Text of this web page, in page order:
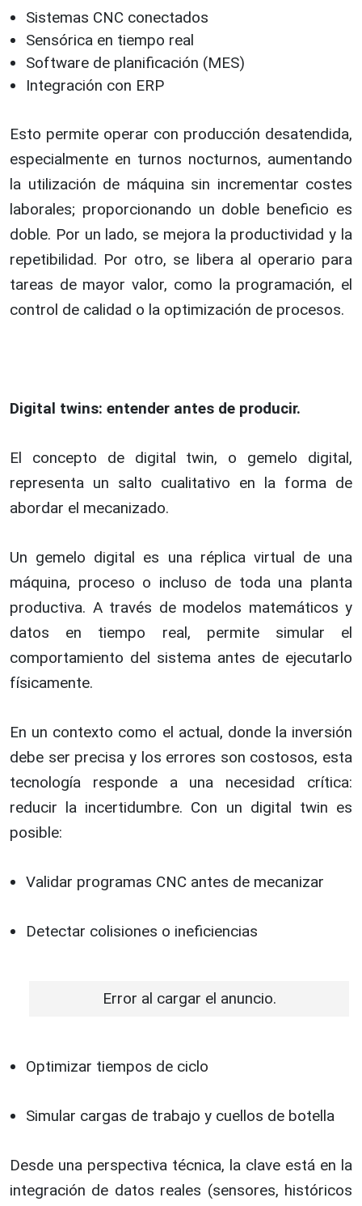
Sistemas CNC conectados
Sensórica en tiempo real
Software de planificación (MES)
Integración con ERP
Esto permite operar con producción desatendida,
especialmente en turnos nocturnos, aumentando
la utilización de máquina sin incrementar costes
laborales; proporcionando un doble beneficio es
doble. Por un lado, se mejora la productividad y la
repetibilidad. Por otro, se libera al operario para
tareas de mayor valor, como la programación, el
control de calidad o la optimización de procesos.
Digital twins: entender antes de producir.
El concepto de digital twin, o gemelo digital,
representa un salto cualitativo en la forma de
abordar el mecanizado.
Un gemelo digital es una réplica virtual de una
máquina, proceso o incluso de toda una planta
productiva. A través de modelos matemáticos y
datos en tiempo real, permite simular el
comportamiento del sistema antes de ejecutarlo
físicamente.
En un contexto como el actual, donde la inversión
debe ser precisa y los errores son costosos, esta
tecnología responde a una necesidad crítica:
reducir la incertidumbre. Con un digital twin es
posible:
Validar programas CNC antes de mecanizar
Detectar colisiones o ineficiencias
Error al cargar el anuncio.
Optimizar tiempos de ciclo
Simular cargas de trabajo y cuellos de botella
Desde una perspectiva técnica, la clave está en la
integración de datos reales (sensores, históricos